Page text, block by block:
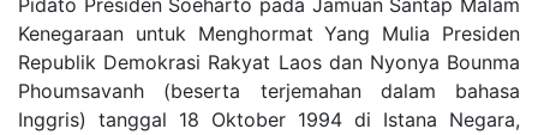
Pidato Presiden Soeharto pada Jamuan Santap Malam
Kenegaraan untuk Menghormat Yang Mulia Presiden
Republik Demokrasi Rakyat Laos dan Nyonya Bounma
Phoumsavanh (beserta terjemahan dalam bahasa
Inggris) tanggal 18 Oktober 1994 di Istana Negara,